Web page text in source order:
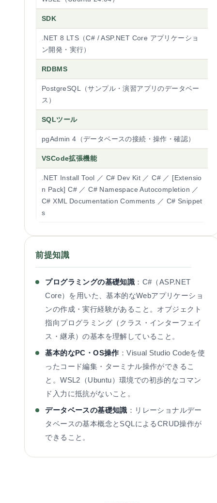
SDK
.NET 8 LTS（C# / ASP.NET Core アプリケーショ
ン開発・実行）
RDBMS
PostgreSQL（サンプル・演習アプリのデータベー
ス）
SQLツール
pgAdmin 4（データベースの接続・操作・確認）
VSCode拡張機能
.NET Install Tool ／ C# Dev Kit ／ C# ／ [Extensio
n Pack] C# ／ C# Namespace Autocompletion ／
C# XML Documentation Comments ／ C# Snippet
s
前提知識
プログラミングの基礎知識 ：C#（ASP.NET
Core）を用いた、基本的なWebアプリケーショ
ンの作成・実行経験があること。オブジェクト
指向プログラミング（クラス・インターフェイ
ス・継承）の基本を理解していること。
基本的なPC・OS操作 ：Visual Studio Codeを使
ったコード編集・ターミナル操作ができるこ
と。WSL2（Ubuntu）環境での初歩的なコマン
ド入力に抵抗がないこと。
データベースの基礎知識 ：リレーショナルデー
タベースの基本概念とSQLによるCRUD操作が
できること。